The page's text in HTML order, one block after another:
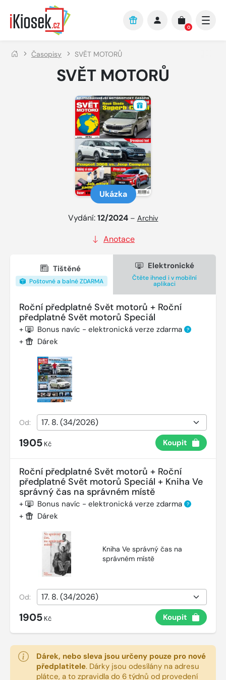
Přejít na hlavní obsah
0
Časopisy SVĚT MOTORŮ
SVĚT MOTORŮ
Ukázka
Vydání:12/2024 – Archiv
Anotace
Tištěné
Poštovné a balné ZDARMA
Elektronické
Čtěte ihned i v mobilní
aplikaci
Roční předplatné Svět motorů + Roční
předplatné Svět motorů Speciál
+ Bonus navíc - elektronická verze zdarma ?
+ Dárek
Od:
1905 Kč Koupit
Roční předplatné Svět motorů + Roční
předplatné Svět motorů Speciál + Kniha Ve
správný čas na správném místě
+ Bonus navíc - elektronická verze zdarma ?
+ Dárek
Kniha Ve správný čas na
správném místě
Od:
1905 Kč Koupit
Dárek, nebo sleva jsou určeny pouze pro nové
předplatitele. Dárky jsou odesílány na adresu
plátce, a to zpravidla do 6 týdnů od provedení